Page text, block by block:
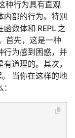
种行为具有直观
部的行为。特别
数体和 REPL 之
首先，这是一种
行为感到困惑，并
道理的。其次，
。 当你在这样的地